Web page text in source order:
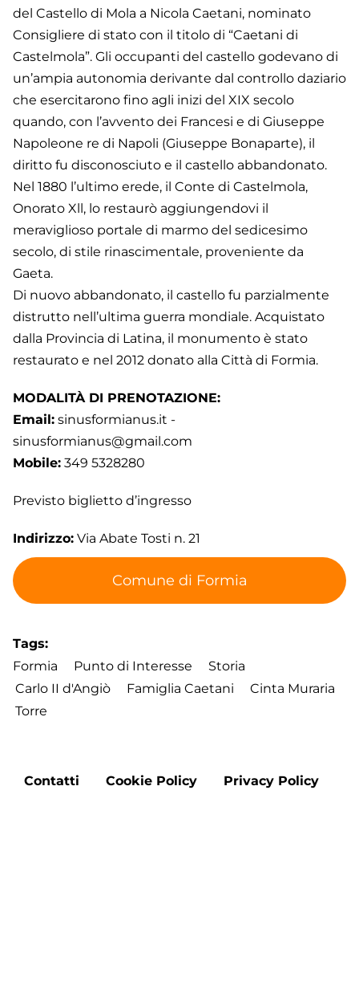
del Castello di Mola a Nicola Caetani, nominato
Consigliere di stato con il titolo di “Caetani di
Castelmola”. Gli occupanti del castello godevano di
un’ampia autonomia derivante dal controllo daziario
che esercitarono fino agli inizi del XIX secolo
quando, con l’avvento dei Francesi e di Giuseppe
Napoleone re di Napoli (Giuseppe Bonaparte), il
diritto fu disconosciuto e il castello abbandonato.
Nel 1880 l’ultimo erede, il Conte di Castelmola,
Onorato Xll, lo restaurò aggiungendovi il
meraviglioso portale di marmo del sedicesimo
secolo, di stile rinascimentale, proveniente da
Gaeta.
Di nuovo abbandonato, il castello fu parzialmente
distrutto nell’ultima guerra mondiale. Acquistato
dalla Provincia di Latina, il monumento è stato
restaurato e nel 2012 donato alla Città di Formia.
MODALITÀ DI PRENOTAZIONE:
Email: sinusformianus.it -
sinusformianus@gmail.com
Mobile: 349 5328280
Previsto biglietto d’ingresso
Indirizzo: Via Abate Tosti n. 21
Comune di Formia
Tags
Formia
Punto di Interesse
Storia
Carlo II d'Angiò
Famiglia Caetani
Cinta Muraria
Torre
Footer
Contatti Cookie Policy Privacy Policy